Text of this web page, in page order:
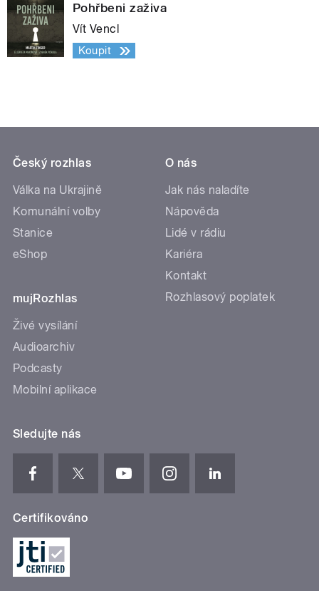
Pohřbeni zaživa
Vít Vencl
Koupit
Český rozhlas
Válka na Ukrajině
Komunální volby
Stanice
eShop
mujRozhlas
Živé vysílání
Audioarchiv
Podcasty
Mobilní aplikace
O nás
Jak nás naladíte
Nápověda
Lidé v rádiu
Kariéra
Kontakt
Rozhlasový poplatek
Sledujte nás
Certifikováno